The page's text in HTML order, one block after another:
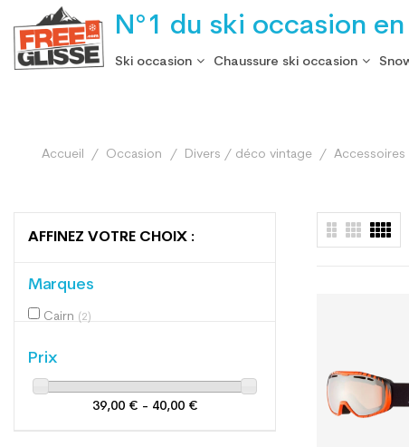
N°1 du ski occasion
Ski occasion Chaussure ski occasion
Accueil Occasion Divers / déco vintage Accessoires
AFFINEZ VOTRE CHOIX :
Marques
Cairn (2)
Prix
39,00 € - 40,00 €